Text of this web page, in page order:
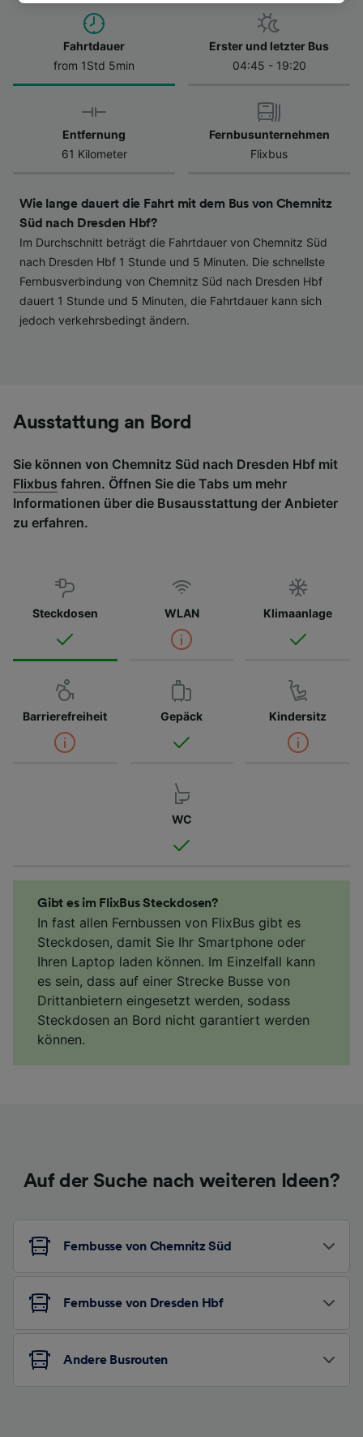
Fahrtdauer
from 1Std 5min
Erster und letzter Bus
04:45 - 19:20
Entfernung
61 Kilometer
Fernbusunternehmen
Flixbus
Wie lange dauert die Fahrt mit dem Bus von Chemnitz
Süd nach Dresden Hbf?
Im Durchschnitt beträgt die Fahrtdauer von Chemnitz Süd
nach Dresden Hbf 1 Stunde und 5 Minuten. Die schnellste
Fernbusverbindung von Chemnitz Süd nach Dresden Hbf
dauert 1 Stunde und 5 Minuten, die Fahrtdauer kann sich
jedoch verkehrsbedingt ändern.
Ausstattung an Bord
Sie können von Chemnitz Süd nach Dresden Hbf mit
Flixbus fahren. Öffnen Sie die Tabs um mehr
Informationen über die Busausstattung der Anbieter
zu erfahren.
Steckdosen WLAN Klimaanlage
Barrierefreiheit Gepäck Kindersitz
WC
Gibt es im FlixBus Steckdosen?
In fast allen Fernbussen von FlixBus gibt es
Steckdosen, damit Sie Ihr Smartphone oder
Ihren Laptop laden können. Im Einzelfall kann
es sein, dass auf einer Strecke Busse von
Drittanbietern eingesetzt werden, sodass
Steckdosen an Bord nicht garantiert werden
können.
Auf der Suche nach weiteren Ideen?
Fernbusse von Chemnitz Süd
Fernbusse von Dresden Hbf
Andere Busrouten
besuchen Sie jederzeit die Seite der
Datenschutzrichtlinie. Diese Präferenzen
werden unseren Partnern signalisiert und
haben keinen Einfluss auf Surfdaten. Ihre
Daten werden nicht für Tracking-Zwecke
verwendet, wenn Sie uns gebeten haben, Ihr
Surfverhalten nicht zu verfolgen.
Wir und unsere Partner verarbeiten Daten, um
Verwendung genauer Standortdaten.
Endgeräteeigenschaften zur Identifikation
aktiv abfragen. Speichern von oder Zugriff auf
Informationen auf einem Endgerät.
Personalisierte Werbung und Inhalte, Messung
von Werbeleistung und der Performance von
Inhalten, Zielgruppenforschung sowie
Entwicklung und Verbesserung von
Angeboten.